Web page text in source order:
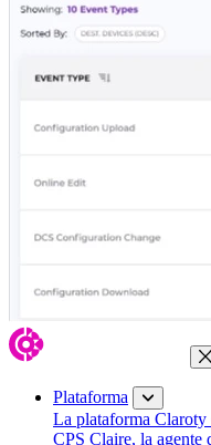
Plataforma
La plataforma Claroty
CPS Claire, la agente